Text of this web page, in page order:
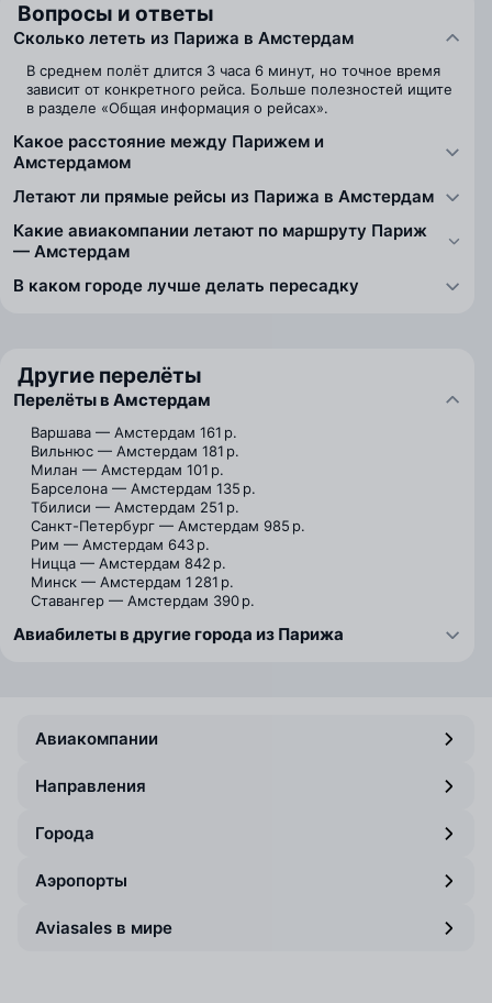
Вопросы и ответы
Сколько лететь из Парижа в Амстердам
В среднем полёт длится 3 часа 6 минут, но точное время
зависит от конкретного рейса. Больше полезностей ищите
в разделе «Общая информация о рейсах».
Какое расстояние между Парижем и
Амстердамом
Летают ли прямые рейсы из Парижа в Амстердам
Какие авиакомпании летают по маршруту Париж
— Амстердам
В каком городе лучше делать пересадку
Другие перелёты
Перелёты в Амстердам
Варшава — Амстердам 161 р.
Вильнюс — Амстердам 181 р.
Милан — Амстердам 101 р.
Барселона — Амстердам 135 р.
Тбилиси — Амстердам 251 р.
Санкт-Петербург — Амстердам 985 р.
Рим — Амстердам 643 р.
Ницца — Амстердам 842 р.
Минск — Амстердам 1 281 р.
Ставангер — Амстердам 390 р.
Авиабилеты в другие города из Парижа
Авиакомпании
Направления
Города
Аэропорты
Aviasales в мире